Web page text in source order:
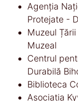
Agenția
Protejate -
Muzeul
Muzeal
Centrul
Durabilă
Biblioteca
Asociația